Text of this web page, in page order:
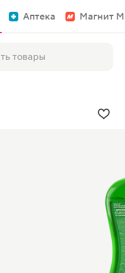
Аптека Магнит